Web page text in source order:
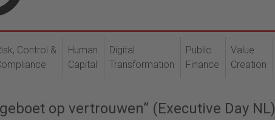
Control &
Human
Capital
Digital
Transformation
Public
Finance
Value
Creation
op vertrouwen” (Executive Day NL)